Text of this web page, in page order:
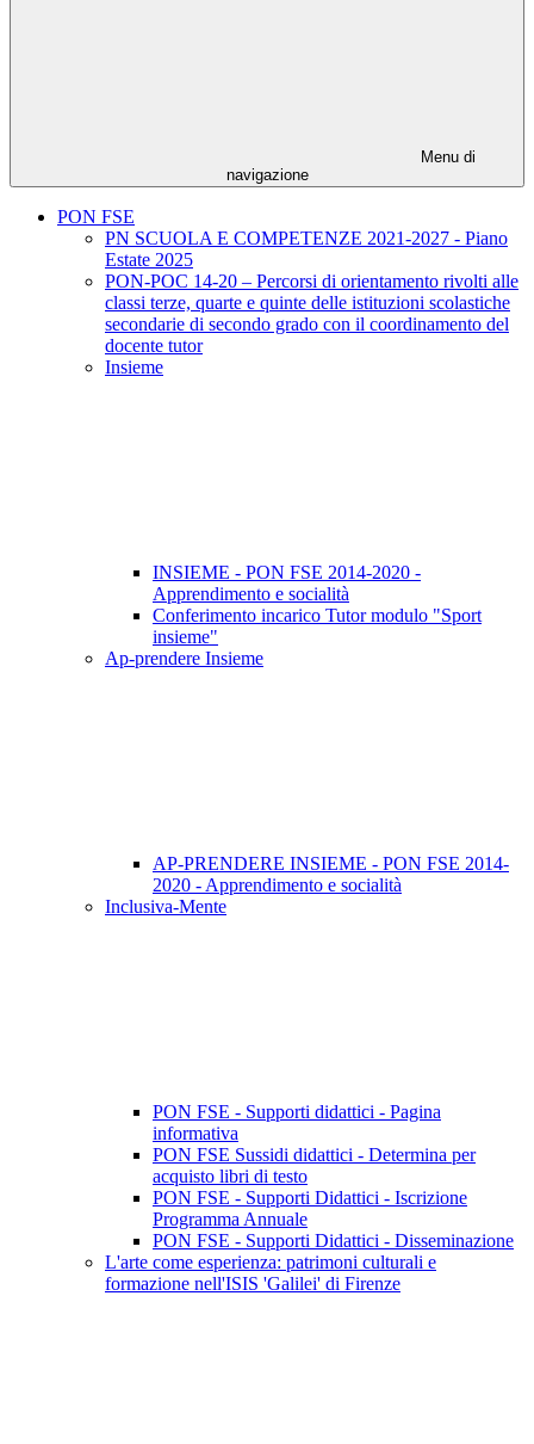
Menu di
navigazione
PON FSE
PN SCUOLA E COMPETENZE 2021-2027 - Piano
Estate 2025
PON-POC 14-20 – Percorsi di orientamento rivolti alle
classi terze, quarte e quinte delle istituzioni scolastiche
secondarie di secondo grado con il coordinamento del
docente tutor
Insieme
INSIEME - PON FSE 2014-2020 -
Apprendimento e socialità
Conferimento incarico Tutor modulo "Sport
insieme"
Ap-prendere Insieme
AP-PRENDERE INSIEME - PON FSE 2014-
2020 - Apprendimento e socialità
Inclusiva-Mente
PON FSE - Supporti didattici - Pagina
informativa
PON FSE Sussidi didattici - Determina per
acquisto libri di testo
PON FSE - Supporti Didattici - Iscrizione
Programma Annuale
PON FSE - Supporti Didattici - Disseminazione
L'arte come esperienza: patrimoni culturali e
formazione nell'ISIS 'Galilei' di Firenze